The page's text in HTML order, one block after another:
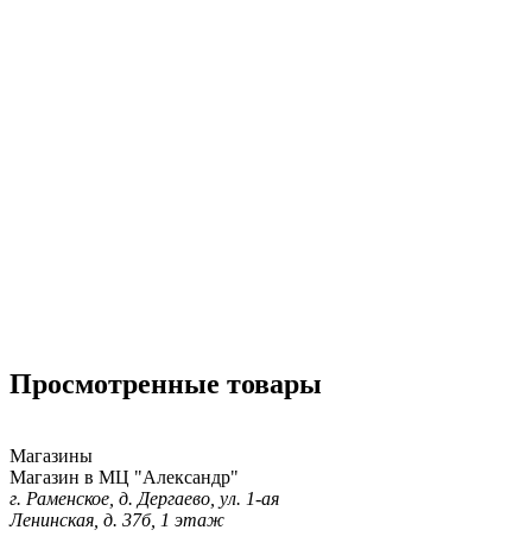
Просмотренные товары
Магазины
Магазин в МЦ "Александр"
г. Раменское, д. Дергаево, ул. 1-ая
Ленинская, д. 37б, 1 этаж